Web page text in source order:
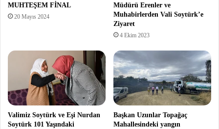
MUHTEŞEM FİNAL
20 Mayıs 2024
Müdürü Erenler ve
Muhabirlerden Vali Soytürk’e
Ziyaret
4 Ekim 2023
Valimiz Soytürk ve Eşi Nurdan
Soytürk 101 Yaşındaki
Başkan Uzunlar Topağaç
Mahallesindeki yangın